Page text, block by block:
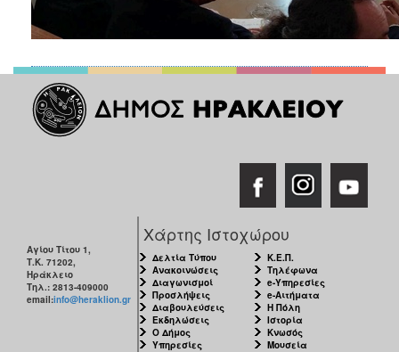
Αγίου Τίτου 1,
Τ.Κ. 71202,
Ηράκλειο
Τηλ.: 2813-409000
email:info@heraklion.gr
Χάρτης Ιστοχώρου
Δελτία Τύπου
Ανακοινώσεις
Διαγωνισμοί
Προσλήψεις
Διαβουλεύσεις
Εκδηλώσεις
Ο Δήμος
Υπηρεσίες
Κ.Ε.Π.
Τηλέφωνα
e-Υπηρεσίες
e-Αιτήματα
Η Πόλη
Ιστορία
Κνωσός
Μουσεία